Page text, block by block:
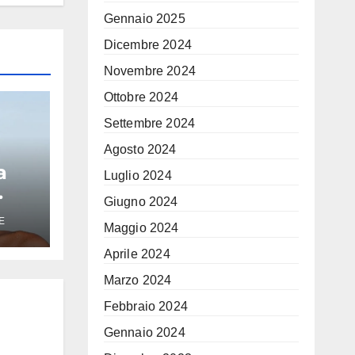
Gennaio 2025
Dicembre 2024
Novembre 2024
Ottobre 2024
Settembre 2024
Agosto 2024
Luglio 2024
Giugno 2024
Maggio 2024
Aprile 2024
Marzo 2024
Febbraio 2024
Gennaio 2024